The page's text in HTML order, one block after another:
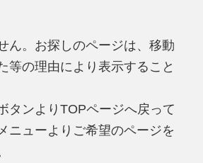
ん。お探しのページは、移動
等の理由により表示すること
タンよりTOPページへ戻って
ニューよりご希望のページを